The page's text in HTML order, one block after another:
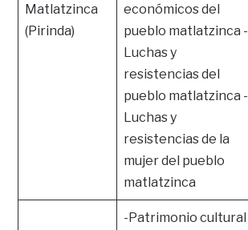
Matlatzinca
(Pirinda)
económicos del
pueblo matlatzinca -
Luchas y
resistencias del
pueblo matlatzinca -
Luchas y
resistencias de la
mujer del pueblo
matlatzinca
-Patrimonio cultural